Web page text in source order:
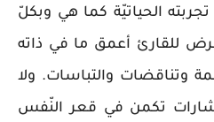
تجربته الحياتيّة كما هي وبكلّ
للقارئ أعمق ما في ذاته
وتناقضات والتباسات. ولا
تكمن في قعر النّفس